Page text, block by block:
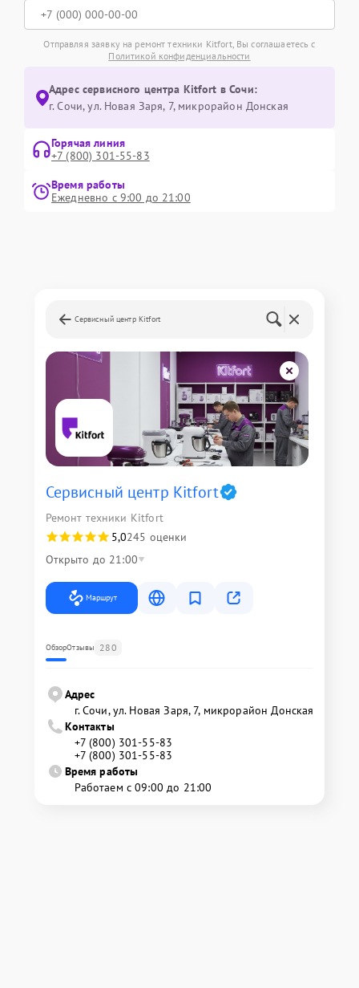
Отправляя заявку на ремонт техники Kitfort, Вы соглашаетесь с
Политикой конфиденциальности
Адрес сервисного центра Kitfort в Сочи:
г. Сочи, ул. Новая Заря, 7, микрорайон Донская
Горячая линия
+7 (800) 301-55-83
Время работы
Ежедневно с 9:00 до 21:00
Сервисный центр Kitfort
Сервисный центр Kitfort
Ремонт техники Kitfort
5,0245 оценки
Открыто до 21:00
Маршрут
ОбзорОтзывы 280
Адрес
г. Сочи, ул. Новая Заря, 7, микрорайон Донская
Контакты
+7 (800) 301-55-83
+7 (800) 301-55-83
Время работы
Работаем с 09:00 до 21:00